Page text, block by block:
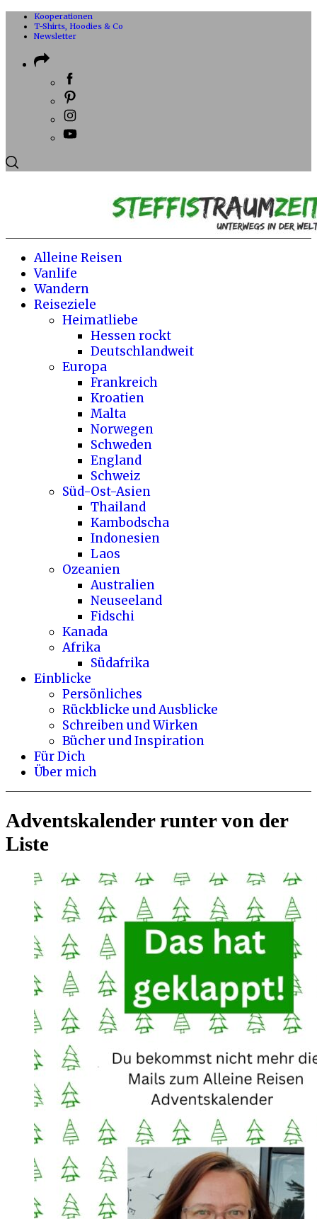
Kooperationen
T-Shirts, Hoodies & Co
Newsletter
Alleine Reisen
Vanlife
Wandern
Reiseziele
Heimatliebe
Hessen rockt
Deutschlandweit
Europa
Frankreich
Kroatien
Malta
Norwegen
Schweden
England
Schweiz
Süd-Ost-Asien
Thailand
Kambodscha
Indonesien
Laos
Ozeanien
Australien
Neuseeland
Fidschi
Kanada
Afrika
Südafrika
Einblicke
Persönliches
Rückblicke und Ausblicke
Schreiben und Wirken
Bücher und Inspiration
Für Dich
Über mich
Adventskalender runter von der
Liste